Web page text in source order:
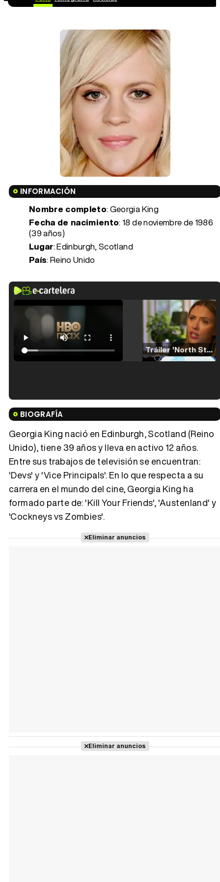
INFORMACIÓN
Nombre completo: Georgia King
Fecha de nacimiento: 18 de noviembre de 1986
(39 años)
Lugar: Edinburgh, Scotland
País: Reino Unido
Tráiler 'North Star' (2023)
Tráiler en español de 'La isla olvidada'
BIOGRAFÍA
Georgia King nació en Edinburgh, Scotland (Reino
Unido), tiene 39 años y lleva en activo 12 años.
Entre sus trabajos de televisión se encuentran:
'Devs' y 'Vice Principals'. En lo que respecta a su
carrera en el mundo del cine, Georgia King ha
formado parte de: 'Kill Your Friends', 'Austenland' y
'Cockneys vs Zombies'.
Eliminar anuncios
Eliminar anuncios